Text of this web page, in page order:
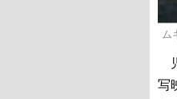
ム
写